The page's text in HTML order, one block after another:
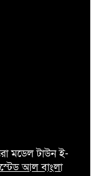
মডেল টাউন ই-
আল বাংলা